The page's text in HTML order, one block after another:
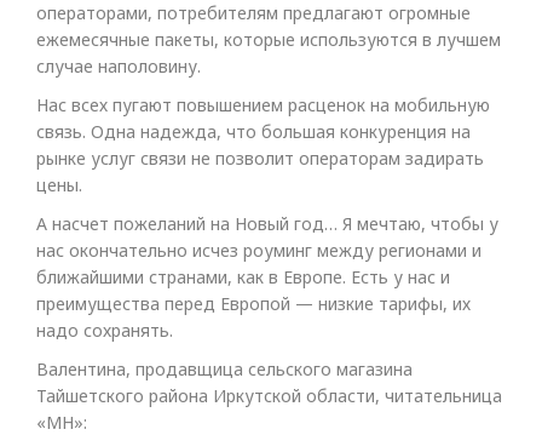
операторами, потребителям предлагают огромные
ежемесячные пакеты, которые используются в лучшем
случае наполовину.
Нас всех пугают повышением расценок на мобильную
связь. Одна надежда, что большая конкуренция на
рынке услуг связи не позволит операторам задирать
цены.
А насчет пожеланий на Новый год… Я мечтаю, чтобы у
нас окончательно исчез роуминг между регионами и
ближайшими странами, как в Европе. Есть у нас и
преимущества перед Европой — низкие тарифы, их
надо сохранять.
Валентина, продавщица сельского магазина
Тайшетского района Иркутской области, читательница
«МН»: